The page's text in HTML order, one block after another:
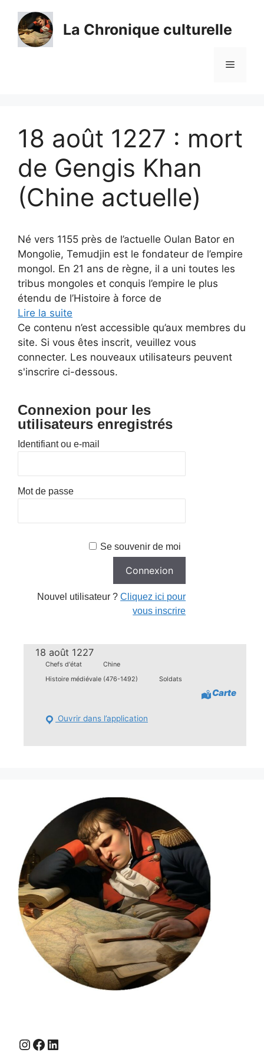
contenu
La Chronique culturelle
Menu
18 août 1227 : mort
de Gengis Khan
(Chine actuelle)
Né vers 1155 près de l’actuelle Oulan Bator en
Mongolie, Temudjin est le fondateur de l’empire
mongol. En 21 ans de règne, il a uni toutes les
tribus mongoles et conquis l’empire le plus
étendu de l’Histoire à force de
Lire la suite
Ce contenu n’est accessible qu’aux membres du
site. Si vous êtes inscrit, veuillez vous
connecter. Les nouveaux utilisateurs peuvent
s'inscrire ci-dessous.
Connexion pour les
utilisateurs enregistrés
Identifiant ou e-mail
Mot de passe
Se souvenir de moi
Nouvel utilisateur ?Cliquez ici pour
vous inscrire
18 août 1227
Chefs d'état
Chine
Histoire médiévale (476-1492)
Soldats
Carte
Ouvrir dans l’application
Instagram
Facebook
LinkedIn